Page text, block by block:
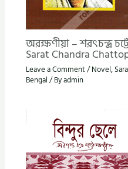
অরক্ষণীয়া – শরৎচন্দ্র
Sarat Chandra
Leave a Comment/Novel,
Bengal / Byadmin